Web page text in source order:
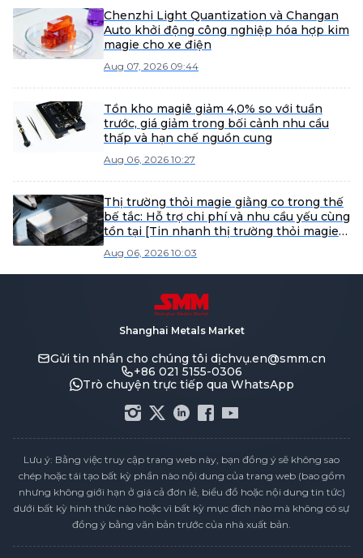
Chenzhi Light Quantization và Changan
Auto khởi động công nghiệp hóa hợp kim
magie cho xe điện
Aug 07, 2026 09:44
Tồn kho magiê giảm 4,0% so với tuần
trước, giá giảm trong bối cảnh nhu cầu
thấp và hạn chế nguồn cung
Aug 06, 2026 10:27
Thị trường thỏi magie giằng co trong thế
bế tắc: Hỗ trợ chi phí và nhu cầu yếu cùng
tồn tại [Tin nhanh thị trường thỏi magie
Aug 06, 2026 10:03
Shanghai Metals Market
Gửi tin nhắn cho chúng tôi dịchvụ.en@smm.cn
+86 021 5155-0306
Trò chuyện trực tiếp qua WhatsApp
Lưu ý: Bằng việc truy cập trang web này, bạn đồng ý sẽ không sao
chép hoặc tái tạo bất kỳ phần nào nội dung của trang web (bao gồm
nhưng không giới hạn ở giá cả đơn lẻ, biểu đồ hoặc nội dung tin tức)
dưới bất kỳ hình thức nào hoặc vì bất kỳ mục đích nào mà không có sự
đồng ý bằng văn bản trước của nhà xuất bản.